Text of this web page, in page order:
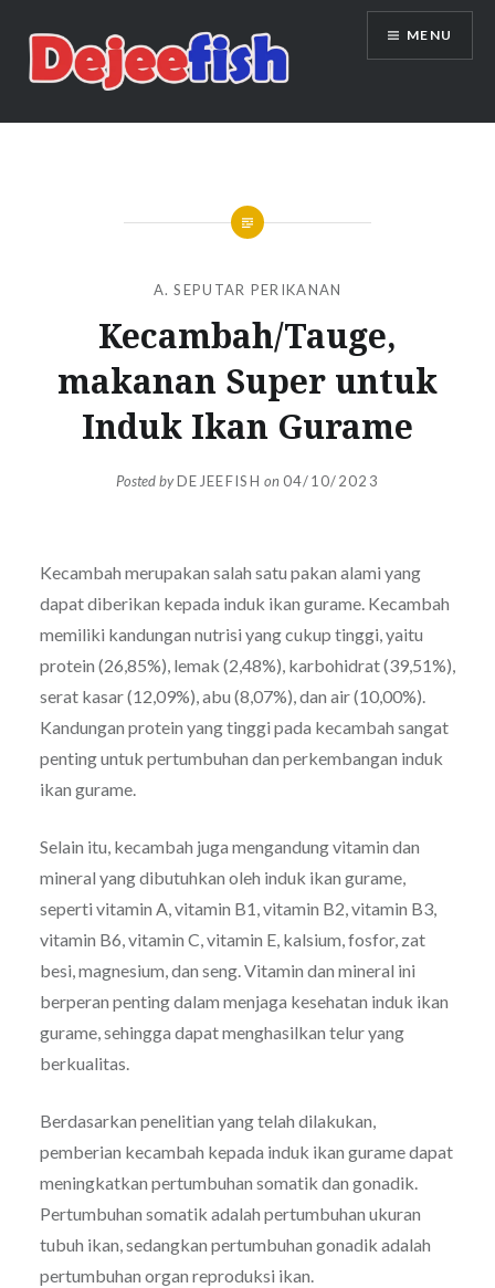
content
DEJEEFISH | PRODUSEN BENIH
MENU
A. SEPUTAR PERIKANAN
Kecambah/Tauge,
makanan Super untuk
Induk Ikan Gurame
Posted byDEJEEFISH on04/10/2023
Kecambah merupakan salah satu pakan alami yang
dapat diberikan kepada induk ikan gurame. Kecambah
memiliki kandungan nutrisi yang cukup tinggi, yaitu
protein (26,85%), lemak (2,48%), karbohidrat (39,51%),
serat kasar (12,09%), abu (8,07%), dan air (10,00%).
Kandungan protein yang tinggi pada kecambah sangat
penting untuk pertumbuhan dan perkembangan induk
ikan gurame.
Selain itu, kecambah juga mengandung vitamin dan
mineral yang dibutuhkan oleh induk ikan gurame,
seperti vitamin A, vitamin B1, vitamin B2, vitamin B3,
vitamin B6, vitamin C, vitamin E, kalsium, fosfor, zat
besi, magnesium, dan seng. Vitamin dan mineral ini
berperan penting dalam menjaga kesehatan induk ikan
gurame, sehingga dapat menghasilkan telur yang
berkualitas.
Berdasarkan penelitian yang telah dilakukan,
pemberian kecambah kepada induk ikan gurame dapat
meningkatkan pertumbuhan somatik dan gonadik.
Pertumbuhan somatik adalah pertumbuhan ukuran
tubuh ikan, sedangkan pertumbuhan gonadik adalah
pertumbuhan organ reproduksi ikan.